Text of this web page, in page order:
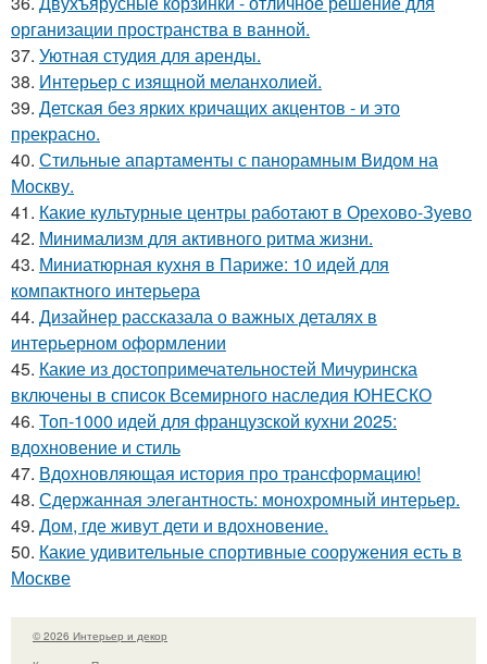
организации пространства в ванной.
37. Уютная студия для аренды.
38. Интерьер с изящной меланхолией.
39. Детская без ярких кричащих акцентов - и это
прекрасно.
40. Стильные апартаменты с панорамным Видом на
Москву.
41. Какие культурные центры работают в Орехово-Зуево
42. Минимализм для активного ритма жизни.
43. Миниатюрная кухня в Париже: 10 идей для
компактного интерьера
44. Дизайнер рассказала о важных деталях в
интерьерном оформлении
45. Какие из достопримечательностей Мичуринска
включены в список Всемирного наследия ЮНЕСКО
46. Топ-1000 идей для французской кухни 2025:
вдохновение и стиль
47. Вдохновляющая история про трансформацию!
48. Сдержанная элегантность: монохромный интерьер.
49. Дом, где живут дети и вдохновение.
50. Какие удивительные спортивные сооружения есть в
Москве
© 2026 Интерьер и декор